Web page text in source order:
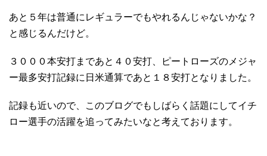
あと５年は普通にレギュラーでもやれるんじゃないかな？
と感じるんだけど。
３０００本安打まであと４０安打、ピートローズのメジャ
ー最多安打記録に日米通算であと１８安打となりました。
記録も近いので、このブログでもしばらく話題にしてイチ
ロー選手の活躍を追ってみたいなと考えております。